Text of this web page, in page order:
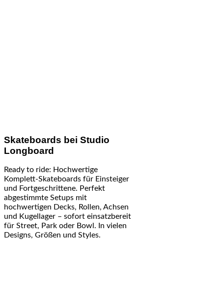
Skateboards bei Studio
Longboard
Ready to ride: Hochwertige
Komplett-Skateboards für Einsteiger
und Fortgeschrittene. Perfekt
abgestimmte Setups mit
hochwertigen Decks, Rollen, Achsen
und Kugellager – sofort einsatzbereit
für Street, Park oder Bowl. In vielen
Designs, Größen und Styles.